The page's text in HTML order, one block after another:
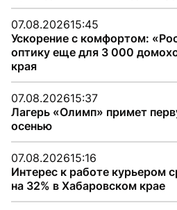
07.08.202615:45
Ускорение с комфортом:
оптику еще для 3 000
края
07.08.202615:37
Лагерь «Олимп» примет
осенью
07.08.202615:16
Интерес к работе курьером
на 32% в Хабаровском крае